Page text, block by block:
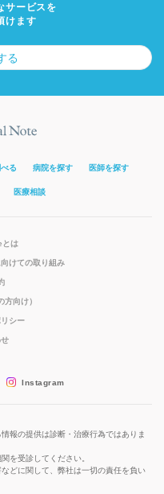
サービスを
けます
る
る 病院を探す 医師を探す
医療相談
は
けての取り組み
方向け）
シー
Instagram
報の提供は診断・治療行為ではありま
を受診してください。
どに関して、弊社は一切の責任を負い